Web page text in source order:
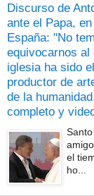
Discurso de
ante el Papa,
España: "No
equivocarnos al
iglesia ha sido
productor de
de la
completo y
el
ho...